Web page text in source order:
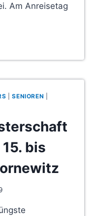
Am Anreisetag
|SENIOREN
bis